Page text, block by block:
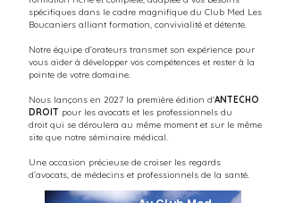
spécifiques dans le cadre magnifique du Club Med Les
Boucaniers alliant formation, convivialité et détente.
Notre équipe d'orateurs transmet son expérience pour
vous aider à développer vos compétences et rester à la
pointe de votre domaine.
Nous lançons en 2027 la première édition d'ANTECHO
DROIT pour les avocats et les professionnels du
droit qui se déroulera au même moment et sur le même
site que notre séminaire médical.
Une occasion précieuse de croiser les regards
d’avocats, de médecins et professionnels de la santé.